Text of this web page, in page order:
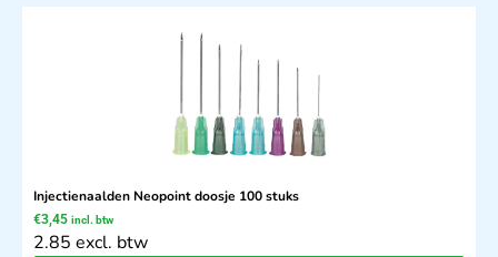
Injectienaalden Neopoint doosje 100 stuks
€3,45 incl. btw
2.85 excl. btw